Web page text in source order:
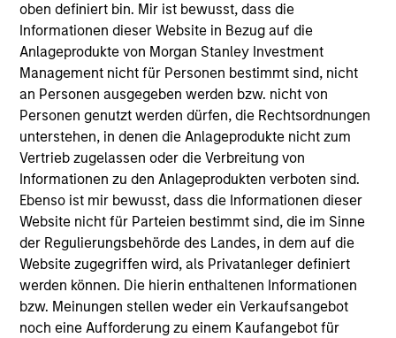
oben definiert bin. Mir ist bewusst, dass die
Informationen dieser Website in Bezug auf die
Anlageprodukte von Morgan Stanley Investment
Management nicht für Personen bestimmt sind, nicht
an Personen ausgegeben werden bzw. nicht von
Personen genutzt werden dürfen, die Rechtsordnungen
unterstehen, in denen die Anlageprodukte nicht zum
Vertrieb zugelassen oder die Verbreitung von
Informationen zu den Anlageprodukten verboten sind.
Ebenso ist mir bewusst, dass die Informationen dieser
Website nicht für Parteien bestimmt sind, die im Sinne
der Regulierungsbehörde des Landes, in dem auf die
Website zugegriffen wird, als Privatanleger definiert
werden können. Die hierin enthaltenen Informationen
bzw. Meinungen stellen weder ein Verkaufsangebot
noch eine Aufforderung zu einem Kaufangebot für
Das Anlageziel des Calvert Sustainable Diversity,
Equity and Inclusion Fund ist es, langfristigen
Kapitalzuwachs (gemessen in US-Dollar) zu
erzielen und Vielfalt, Gerechtigkeit und Inklusion zu
fördern. Der Fonds investiert vor allem in
Unternehmen, die dabei führend sind oder große
Fortschritte vorweisen können, eine diverse
Belegschaft und eine gleichberechtigte und
inklusive Unternehmenskultur zu haben. Der Fonds
strebt auf Portfolioebene eine diversere
Belegschaft als die zugrunde liegende
Marktbenchmark an, gemessen am
durchschnittlichen Anteil an Frauen im Vorstand
und dem durchschnittlichen Anteil an